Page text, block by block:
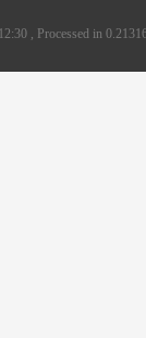
, Processed in